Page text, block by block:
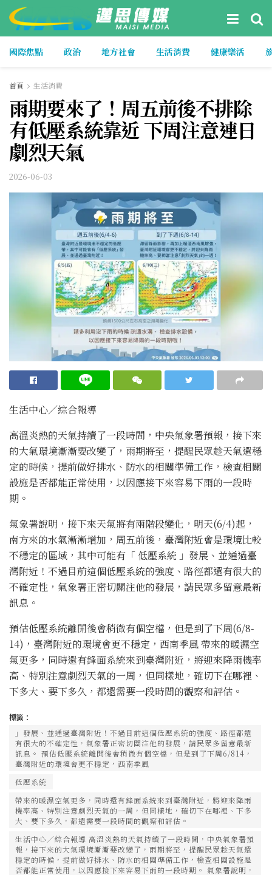
國際焦點 政治 地方社會 生活消費 健康樂活
首頁 生活消費
雨期要來了！周五前後不排除
有低壓系統靠近 下周注意連日
劇烈天氣
2026-06-03
生活中心／綜合報導
高溫炎熱的天氣持續了一段時間，中央氣象署預報，接下來
的大氣環境漸漸要改變了，雨期將至，提醒民眾趁天氣還穩
定的時候，提前做好排水、防水的相關準備工作，檢查相關
設施是否都能正常使用，以因應接下來容易下雨的一段時
期。
氣象署說明，接下來天氣將有兩階段變化，明天(6/4)起，
南方來的水氣漸漸增加，周五前後，臺灣附近會是環境比較
不穩定的區域，其中可能有「 低壓系統 」發展、並通過臺
灣附近！不過目前這個低壓系統的強度、路徑都還有很大的
不確定性，氣象署正密切關注他的發展，請民眾多留意最新
訊息。
預估低壓系統離開後會稍微有個空檔，但是到了下周(6/8-
14)，臺灣附近的環境會更不穩定，西南季風 帶來的暖濕空
氣更多，同時還有鋒面系統來到臺灣附近，將迎來降雨機率
高、特別注意劇烈天氣的一周，但同樣地，確切下在哪裡、
下多大、要下多久，都還需要一段時間的觀察和評估。
標籤：
」發展、並通過臺灣附近！不過目前這個低壓系統的強度、路徑都還
有很大的不確定性，氣象署正密切關注他的發展，請民眾多留意最新
訊息。 預估低壓系統離開後會稍微有個空檔，但是到了下周6/814，
臺灣附近的環境會更不穩定，西南季風
低壓系統
帶來的暖濕空氣更多，同時還有鋒面系統來到臺灣附近，將迎來降雨
機率高、特別注意劇烈天氣的一周，但同樣地，確切下在哪裡、下多
大、要下多久，都還需要一段時間的觀察和評估。
生活中心／綜合報導 高溫炎熱的天氣持續了一段時間，中央氣象署預
報，接下來的大氣環境漸漸要改變了，雨期將至，提醒民眾趁天氣還
穩定的時候，提前做好排水、防水的相關準備工作，檢查相關設施是
否都能正常使用，以因應接下來容易下雨的一段時期。 氣象署說明，